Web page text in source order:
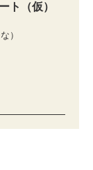
ト（仮）
）